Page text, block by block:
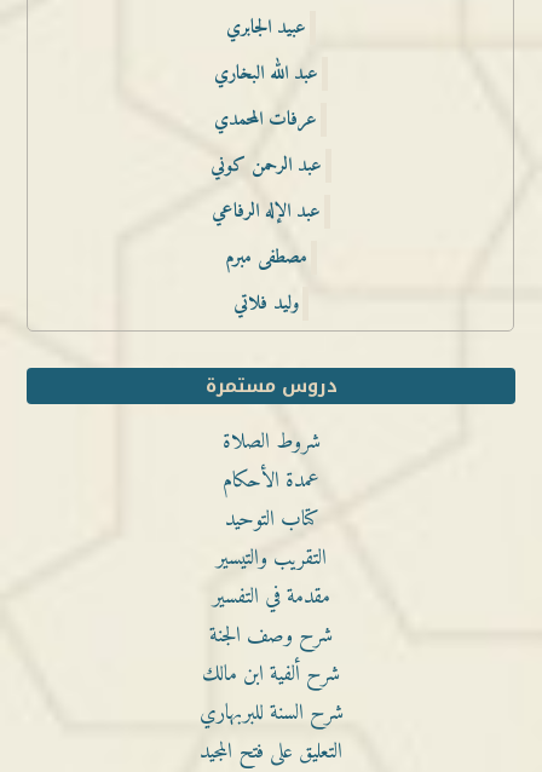
عبيد الجابري
عبد الله البخاري
عرفات المحمدي
عبد الرحمن كوني
عبد الإله الرفاعي
مصطفى مبرم
وليد فلاتي
دروس مستمرة
شروط الصلاة
عمدة الأحكام
كتاب التوحيد
التقريب والتيسير
مقدمة في التفسير
شرح وصف الجنة
شرح ألفية ابن مالك
شرح السنة للبربهاري
التعليق على فتح المجيد